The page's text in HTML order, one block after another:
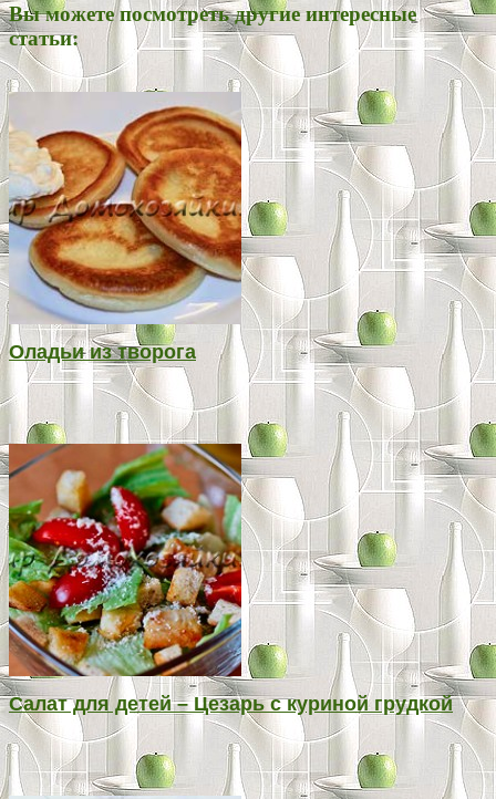
Вы можете посмотреть другие интересные
статьи:
Оладьи из творога
Салат для детей – Цезарь с куриной грудкой